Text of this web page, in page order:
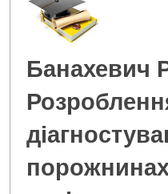
Банахевич
порожнинах